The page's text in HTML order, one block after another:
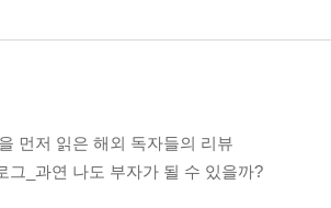
먼저 읽은 해외 독자들의 리뷰
그_과연 나도 부자가 될 수 있을까?